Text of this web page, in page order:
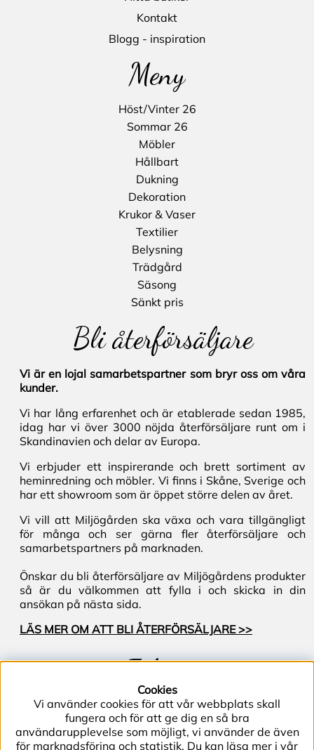
Kontakt
Blogg - inspiration
Meny
Höst/Vinter 26
Sommar 26
Möbler
Hållbart
Dukning
Dekoration
Krukor & Vaser
Textilier
Belysning
Trädgård
Säsong
Sänkt pris
Bli återförsäljare
Vi är en lojal samarbetspartner som bryr oss om våra
kunder.
Vi har lång erfarenhet och är etablerade sedan 1985,
idag har vi över 3000 nöjda återförsäljare runt om i
Skandinavien och delar av Europa.
Vi erbjuder ett inspirerande och brett sortiment av
heminredning och möbler. Vi finns i Skåne, Sverige och
har ett showroom som är öppet större delen av året.
Vi vill att Miljögården ska växa och vara tillgängligt
för många och ser gärna fler återförsäljare och
samarbetspartners på marknaden.
Önskar du bli återförsäljare av Miljögårdens produkter
så är du välkommen att fylla i och skicka in din
ansökan på nästa sida.
LÄS MER OM ATT BLI ÅTERFÖRSÄLJARE >>
Följ oss
Cookies
Vi använder cookies för att vår webbplats skall
fungera och för att ge dig en så bra
användarupplevelse som möjligt, vi använder de även
för marknadsföring och statistik. Du kan läsa mer i vår